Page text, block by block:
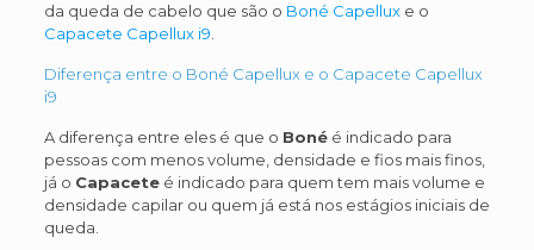
da queda de cabelo que são o Boné Capelluxe o
Capacete Capellux i9
Diferença entre o Boné Capellux e o Capacete Capellux
i9
A diferença entre eles é que o Bonéé indicado para
pessoas com menos volume, densidade e fios mais finos,
já o Capaceteé indicado para quem tem mais volume e
densidade capilar ou quem já está nos estágios iniciais de
queda.